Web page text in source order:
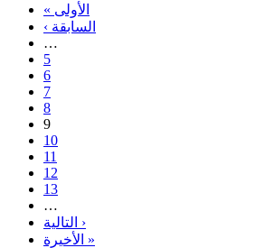
« الأولى
‹ السابقة
…
5
6
7
8
9
10
11
12
13
…
التالية ›
الأخيرة »